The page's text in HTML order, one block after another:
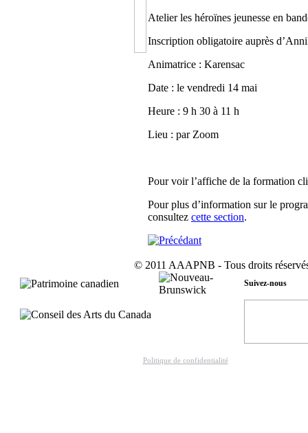
Atelier les héroïnes jeunesse en
Inscription obligatoire auprès
Animatrice : Karensac
Date : le vendredi 14 mai
Heure : 9 h 30 à 11 h
Lieu : par Zoom
Pour voir l’affiche de la formation
Pour plus d’information sur le
consultez cette section.
© 2011 AAAPNB - Tous droits
Suivez-nous
Politique de confidentialité